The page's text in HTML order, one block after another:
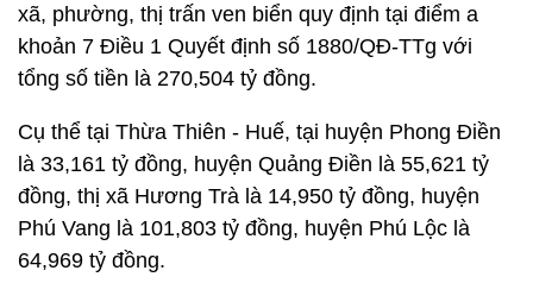
xã, phường, thị trấn ven biển quy định tại điểm a
khoản 7 Điều 1 Quyết định số 1880/QĐ-TTg với
tổng số tiền là 270,504 tỷ đồng.
Cụ thể tại Thừa Thiên - Huế, tại huyện Phong Điền
là 33,161 tỷ đồng, huyện Quảng Điền là 55,621 tỷ
đồng, thị xã Hương Trà là 14,950 tỷ đồng, huyện
Phú Vang là 101,803 tỷ đồng, huyện Phú Lộc là
64,969 tỷ đồng.